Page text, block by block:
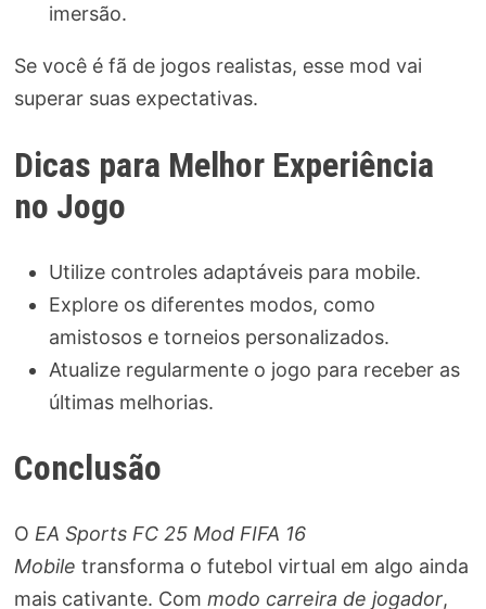
imersão.
Se você é fã de jogos realistas, esse mod vai
superar suas expectativas.
Dicas para Melhor Experiência
no Jogo
Utilize controles adaptáveis para mobile.
Explore os diferentes modos, como
amistosos e torneios personalizados.
Atualize regularmente o jogo para receber as
últimas melhorias.
Conclusão
O EA Sports FC 25 Mod FIFA 16
Mobile transforma o futebol virtual em algo ainda
mais cativante. Com modo carreira de jogador,